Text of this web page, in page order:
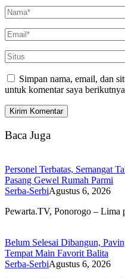
Simpan nama, email, dan
untuk komentar saya
Baca Juga
Personel Terbatas, Semangat
Pasang Gewel Rumah Parmi
Serba-SerbiAgustus 6, 2026
Pewarta.TV, Ponorogo –
Belum Selesai Dibangun,
Tempat Main Favorit Balita
Serba-SerbiAgustus 6, 2026